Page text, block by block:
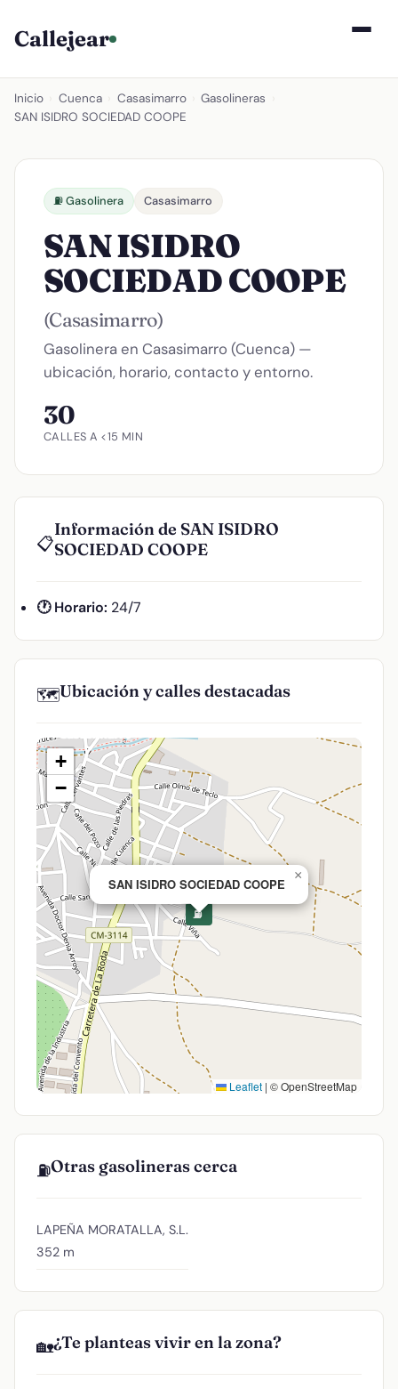
Callejear
Inicio Cuenca Casasimarro Gasolineras
SAN ISIDRO SOCIEDAD COOPE
⛽ Gasolinera Casasimarro
SAN ISIDRO
SOCIEDAD COOPE
(Casasimarro)
Gasolinera en Casasimarro (Cuenca) —
ubicación, horario, contacto y entorno.
30
CALLES A <15 MIN
📋
Información de SAN ISIDRO
SOCIEDAD COOPE
🕐 Horario: 24/7
🗺️Ubicación y calles destacadas
⛽
SAN ISIDRO SOCIEDAD COOPE
×
+
−
Leaflet | © OpenStreetMap
⛽Otras gasolineras cerca
LAPEÑA MORATALLA, S.L.
352 m
🏡¿Te planteas vivir en la zona?